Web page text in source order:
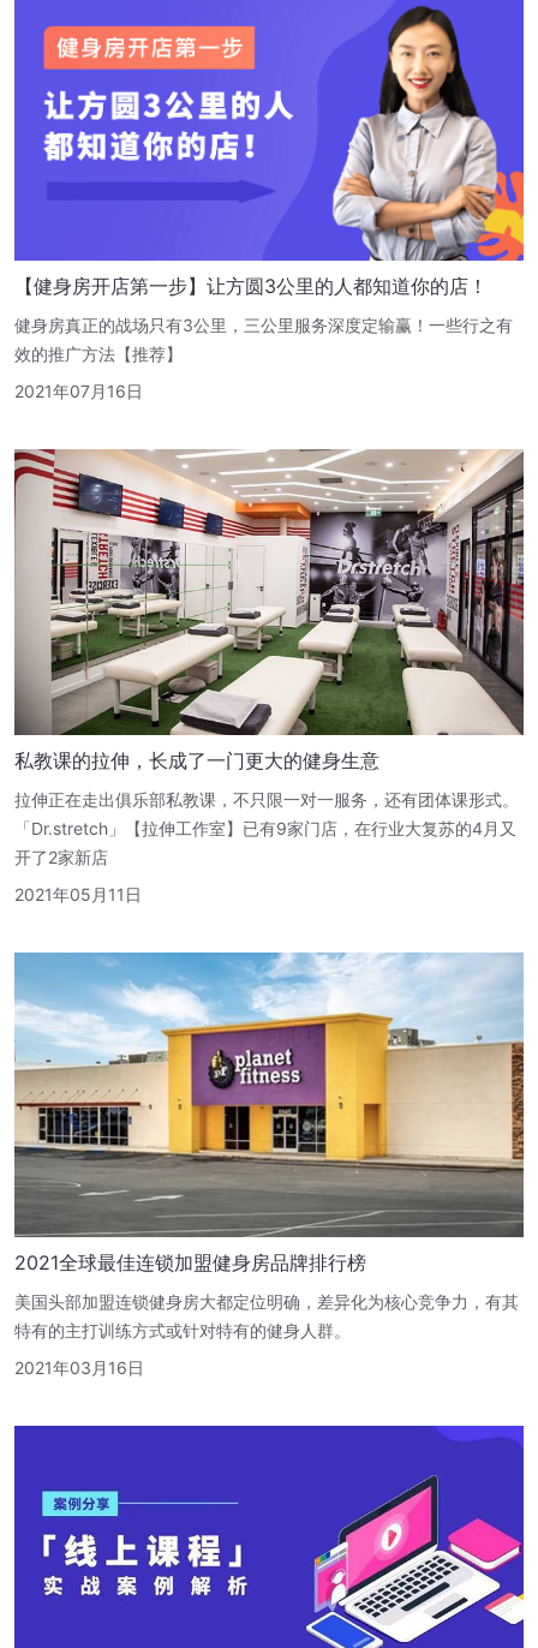
【健身房开店第一步】让方圆3公里的人都知道你的店！
健身房真正的战场只有3公里，三公里服务深度定输赢！一些行之有
效的推广方法【推荐】
2021年07月16日
私教课的拉伸，长成了一门更大的健身生意
拉伸正在走出俱乐部私教课，不只限一对一服务，还有团体课形式。
「Dr.stretch」【拉伸工作室】已有9家门店，在行业大复苏的4月又
开了2家新店
2021年05月11日
2021全球最佳连锁加盟健身房品牌排行榜
美国头部加盟连锁健身房大都定位明确，差异化为核心竞争力，有其
特有的主打训练方式或针对特有的健身人群。
2021年03月16日